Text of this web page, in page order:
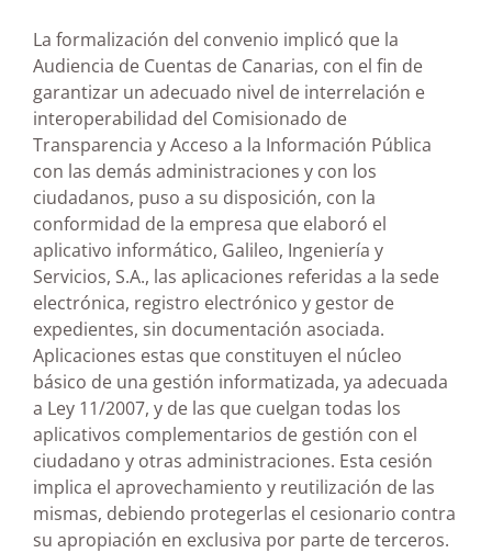
La formalización del convenio implicó que la
Audiencia de Cuentas de Canarias, con el fin de
garantizar un adecuado nivel de interrelación e
interoperabilidad del Comisionado de
Transparencia y Acceso a la Información Pública
con las demás administraciones y con los
ciudadanos, puso a su disposición, con la
conformidad de la empresa que elaboró el
aplicativo informático, Galileo, Ingeniería y
Servicios, S.A., las aplicaciones referidas a la sede
electrónica, registro electrónico y gestor de
expedientes, sin documentación asociada.
Aplicaciones estas que constituyen el núcleo
básico de una gestión informatizada, ya adecuada
a Ley 11/2007, y de las que cuelgan todas los
aplicativos complementarios de gestión con el
ciudadano y otras administraciones. Esta cesión
implica el aprovechamiento y reutilización de las
mismas, debiendo protegerlas el cesionario contra
su apropiación en exclusiva por parte de terceros.